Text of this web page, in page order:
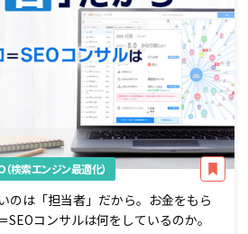
（検索エンジン最適化）
のは「担当者」だから。お金をもら
SEOコンサルは何をしているのか。